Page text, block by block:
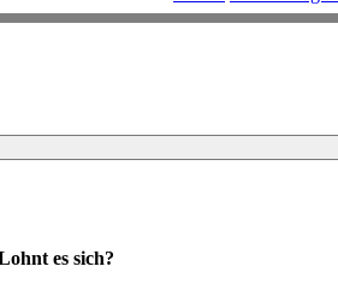
es sich?